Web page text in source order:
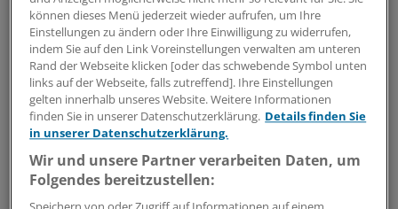
Mit diesem Newsletter blicken Sie hinter das tägliche
Geschehen in der Gesundheitspolitik. Mit Analysen,
Hintergründen und einem Blick auf Themen, die die Agenda
bestimmen.
14-tägig, donnerstags
Zum Abonnieren bitte anmelden
können dieses Menü jederzeit wieder aufrufen, um Ihre
Einstellungen zu ändern oder Ihre Einwilligung zu widerrufen,
indem Sie auf den Link Voreinstellungen verwalten am unteren
Rand der Webseite klicken [oder das schwebende Symbol unten
links auf der Webseite, falls zutreffend]. Ihre Einstellungen
gelten innerhalb unseres Website. Weitere Informationen
finden Sie in unserer Datenschutzerklärung. Details finden Sie
in unserer Datenschutzerklärung.
Wir und unsere Partner verarbeiten Daten, um
Folgendes bereitzustellen: